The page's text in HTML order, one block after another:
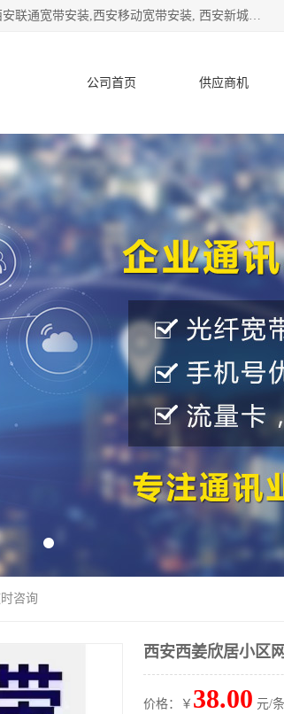
公司主要经营西安电信宽带安装,西安光纤专线安装,西安宽带安装,西安宽带办理,西安联通宽带安装,西安移动宽带安装, 西安新城赛派通讯商行从事西安地区的联通，移动，电信宽带安装，光纤专线安装，宽带办理等业务
公司首页 供应商机
产品知识 客户案例
咨询
西安西姜欣居小区
价格：￥ 38.00 元/